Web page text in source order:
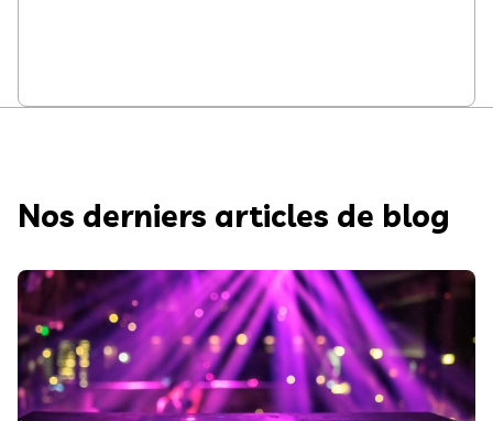
Nos derniers articles de blog